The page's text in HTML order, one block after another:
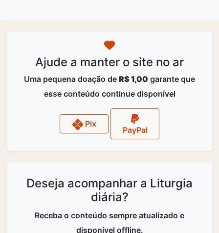
Ajude a manter o site no ar
Uma pequena doação de R$ 1,00 garante que
esse conteúdo continue disponível
Pix
PayPal
Deseja acompanhar a Liturgia
diária?
Receba o conteúdo sempre atualizado e
disponível offline.